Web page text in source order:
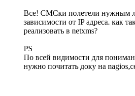
Все! СМСки полетели нужным
зависимости от IP адреса. как
реализовать в netxms?
PS
По всей видимости для
нужно почитать доку на